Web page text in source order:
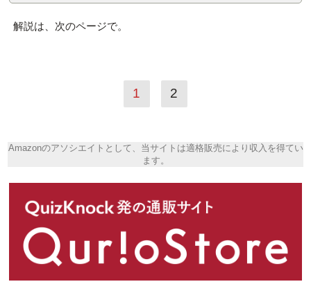
解説は、次のページで。
1 2
Amazonのアソシエイトとして、当サイトは適格販売により収入を得てい
ます。